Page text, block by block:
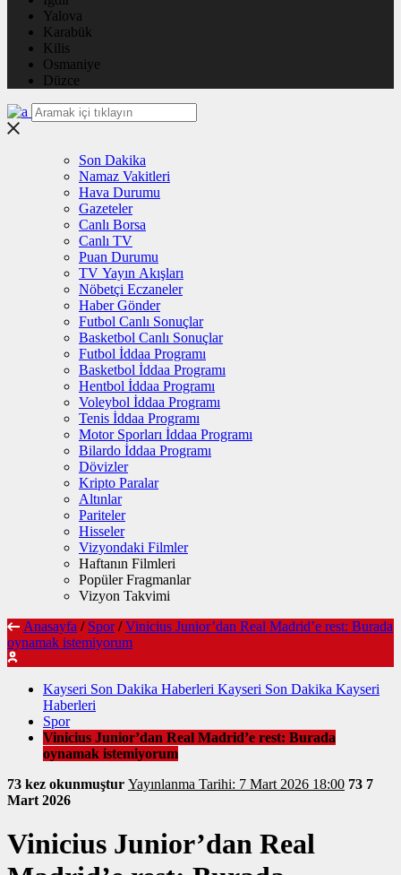
Yalova
Karabük
Kilis
Osmaniye
Düzce
Son Dakika
Namaz Vakitleri
Hava Durumu
Gazeteler
Canlı Borsa
Canlı TV
Puan Durumu
TV Yayın Akışları
Nöbetçi Eczaneler
Haber Gönder
Futbol Canlı Sonuçlar
Basketbol Canlı Sonuçlar
Futbol İddaa Programı
Basketbol İddaa Programı
Hentbol İddaa Programı
Voleybol İddaa Programı
Tenis İddaa Programı
Motor Sporları İddaa Programı
Bilardo İddaa Programı
Dövizler
Kripto Paralar
Altınlar
Pariteler
Hisseler
Vizyondaki Filmler
Haftanın Filmleri
Popüler Fragmanlar
Vizyon Takvimi
Anasayfa / Spor / Vinicius Junior’dan Real Madrid’e rest: Burada
oynamak istemiyorum
Kayseri Son Dakika Haberleri Kayseri Son Dakika Kayseri
Haberleri
Spor
Vinicius Junior’dan Real Madrid’e rest: Burada
oynamak istemiyorum
73 kez okunmuştur
Yayınlanma Tarihi: 7 Mart 2026 18:00 73 7
Mart 2026
Vinicius Junior’dan Real